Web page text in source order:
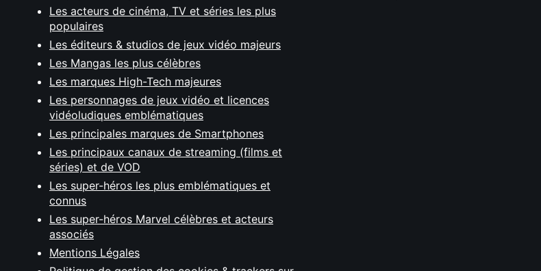
Les acteurs de cinéma, TV et séries les plus
populaires
Les éditeurs & studios de jeux vidéo majeurs
Les Mangas les plus célèbres
Les marques High-Tech majeures
Les personnages de jeux vidéo et licences
vidéoludiques emblématiques
Les principales marques de Smartphones
Les principaux canaux de streaming (films et
séries) et de VOD
Les super-héros les plus emblématiques et
connus
Les super-héros Marvel célèbres et acteurs
associés
Mentions Légales